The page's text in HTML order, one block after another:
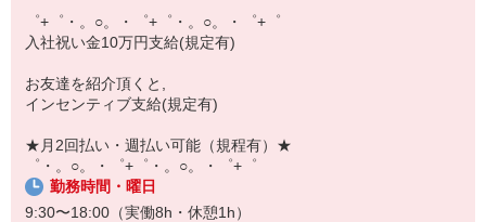
短期・期間限定・オープニング・官公庁案件
上場/優良/大手企業など
【スマホ面接実施中】
￣￣￣￣￣￣￣￣￣
自宅に居ながらスマホでカンタン面接OK！
オンライン面談なのでスピード対応。
即日登録もOK♪
気になった方はお気軽にご相談ください！
゜+゜・。○。・゜+゜・。○。・゜+゜
入社祝い金10万円支給(規定有)
お友達を紹介頂くと,
インセンティブ支給(規定有)
★月2回払い・週払い可能（規程有）★
゜・。○。・゜+゜・。○。・゜+゜
勤務時間・曜日
9:30〜18:00（実働8h・休憩1h）